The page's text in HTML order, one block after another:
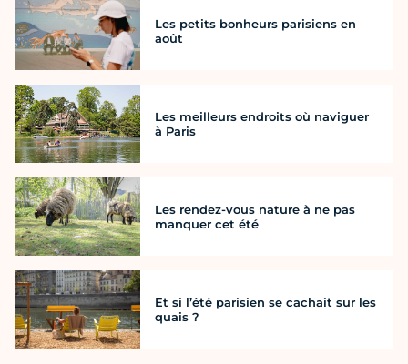
Les petits bonheurs parisiens en
août
Les meilleurs endroits où naviguer
à Paris
Les rendez-vous nature à ne pas
manquer cet été
Et si l’été parisien se cachait sur les
quais ?